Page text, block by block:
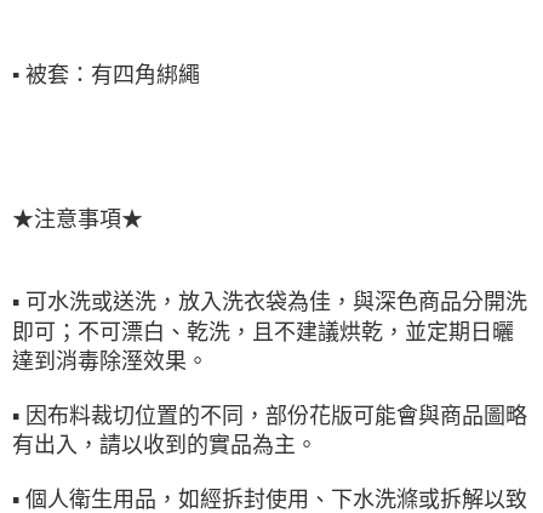
▪ 被套：有四角綁繩
★注意事項★
▪ 可水洗或送洗，放入洗衣袋為佳，與深色商品分開洗
即可；不可漂白、乾洗，且不建議烘乾，並定期日曬
達到消毒除溼效果。
▪ 因布料裁切位置的不同，部份花版可能會與商品圖略
有出入，請以收到的實品為主。
▪ 個人衛生用品，如經拆封使用、下水洗滌或拆解以致